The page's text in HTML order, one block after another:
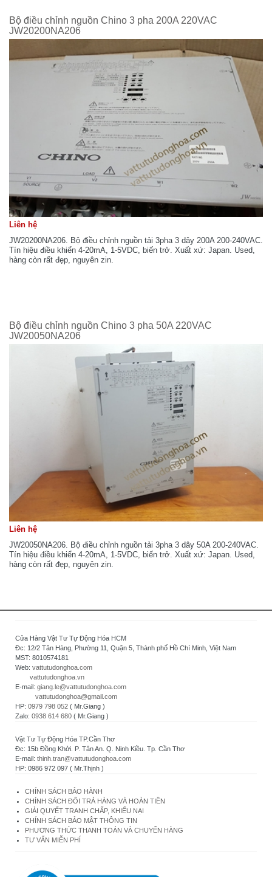
Bộ điều chỉnh nguồn Chino 3 pha 200A 220VAC
JW20200NA206
Liên hệ
JW20200NA206. Bộ điều chỉnh nguồn tải 3pha 3 dây 200A 200-240VAC.
Tín hiệu điều khiển 4-20mA, 1-5VDC, biến trở. Xuất xứ: Japan. Used,
hàng còn rất đẹp, nguyên zin.
Bộ điều chỉnh nguồn Chino 3 pha 50A 220VAC
JW20050NA206
Liên hệ
JW20050NA206. Bộ điều chỉnh nguồn tải 3pha 3 dây 50A 200-240VAC.
Tín hiệu điều khiển 4-20mA, 1-5VDC, biến trở. Xuất xứ: Japan. Used,
hàng còn rất đẹp, nguyên zin.
Cửa Hàng Vật Tư Tự Động Hóa HCM
Đc: 12/2 Tân Hàng, Phường 11, Quận 5, Thành phố Hồ Chí Minh, Việt Nam
MST: 8010574181
Web: vattutudonghoa.com
vattutudonghoa.vn
E-mail: giang.le@vattutudonghoa.com
vattutudonghoa@gmail.com
HP: 0979 798 052 ( Mr.Giang )
Zalo: 0938 614 680 ( Mr.Giang )
Vật Tư Tự Động Hóa TP.Cần Thơ
Đc: 15b Đồng Khởi. P. Tân An. Q. Ninh Kiều. Tp. Cần Thơ
E-mail: thinh.tran@vattutudonghoa.com
HP: 0986 972 097 ( Mr.Thịnh )
CHÍNH SÁCH BẢO HÀNH
CHÍNH SÁCH ĐỔI TRẢ HÀNG VÀ HOÀN TIỀN
GIẢI QUYẾT TRANH CHẤP, KHIẾU NẠI
CHÍNH SÁCH BẢO MẬT THÔNG TIN
PHƯƠNG THỨC THANH TOÁN VÀ CHUYỂN HÀNG
TƯ VẤN MIỄN PHÍ